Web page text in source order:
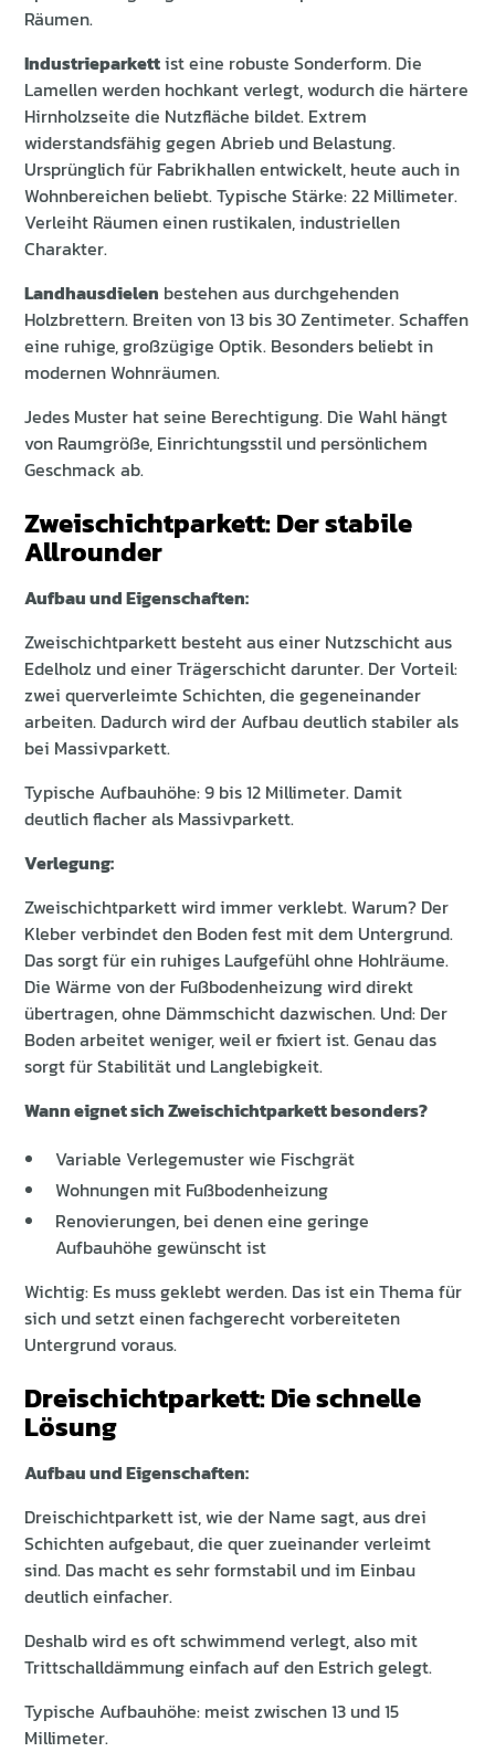
Räumen.
Industrieparkettist eine robuste Sonderform. Die
Lamellen werden hochkant verlegt, wodurch die härtere
Hirnholzseite die Nutzfläche bildet. Extrem
widerstandsfähig gegen Abrieb und Belastung.
Ursprünglich für Fabrikhallen entwickelt, heute auch in
Wohnbereichen beliebt. Typische Stärke: 22 Millimeter.
Verleiht Räumen einen rustikalen, industriellen
Charakter.
Landhausdielen bestehen aus durchgehenden
Holzbrettern. Breiten von 13 bis 30 Zentimeter. Schaffen
eine ruhige, großzügige Optik. Besonders beliebt in
modernen Wohnräumen.
Jedes Muster hat seine Berechtigung. Die Wahl hängt
von Raumgröße, Einrichtungsstil und persönlichem
Geschmack ab.
Zweischichtparkett: Der stabile
Allrounder
Aufbau und Eigenschaften:
Zweischichtparkett besteht aus einer Nutzschicht aus
Edelholz und einer Trägerschicht darunter. Der Vorteil:
zwei querverleimte Schichten, die gegeneinander
arbeiten. Dadurch wird der Aufbau deutlich stabiler als
bei Massivparkett.
Typische Aufbauhöhe: 9 bis 12 Millimeter. Damit
deutlich flacher als Massivparkett.
Verlegung:
Zweischichtparkett wird immer verklebt. Warum? Der
Kleber verbindet den Boden fest mit dem Untergrund.
Das sorgt für ein ruhiges Laufgefühl ohne Hohlräume.
Die Wärme von der Fußbodenheizung wird direkt
übertragen, ohne Dämmschicht dazwischen. Und: Der
Boden arbeitet weniger, weil er fixiert ist. Genau das
sorgt für Stabilität und Langlebigkeit.
Wann eignet sich Zweischichtparkett besonders?
Variable Verlegemuster wie Fischgrät
Wohnungen mit Fußbodenheizung
Renovierungen, bei denen eine geringe
Aufbauhöhe gewünscht ist
Wichtig: Es muss geklebt werden. Das ist ein Thema für
sich und setzt einen fachgerecht vorbereiteten
Untergrund voraus.
Dreischichtparkett: Die schnelle
Lösung
Aufbau und Eigenschaften:
Dreischichtparkett ist, wie der Name sagt, aus drei
Schichten aufgebaut, die quer zueinander verleimt
sind. Das macht es sehr formstabil und im Einbau
deutlich einfacher.
Deshalb wird es oft schwimmend verlegt, also mit
Trittschalldämmung einfach auf den Estrich gelegt.
Typische Aufbauhöhe: meist zwischen 13 und 15
Millimeter.